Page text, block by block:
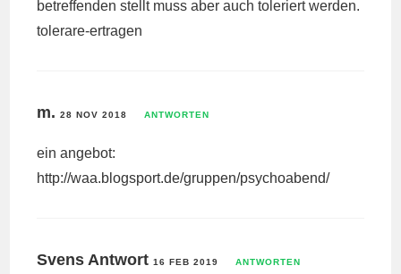
betreffenden stellt muss aber auch toleriert werden.
tolerare-ertragen
m. 28 NOV 2018 ANTWORTEN
ein angebot:
http://waa.blogsport.de/gruppen/psychoabend/
Svens Antwort 16 FEB 2019 ANTWORTEN